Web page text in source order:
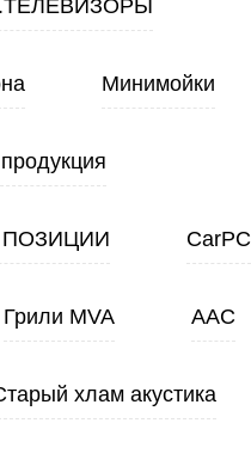
Минимойки
CarPC
Грили MVA ААС
хлам акустика